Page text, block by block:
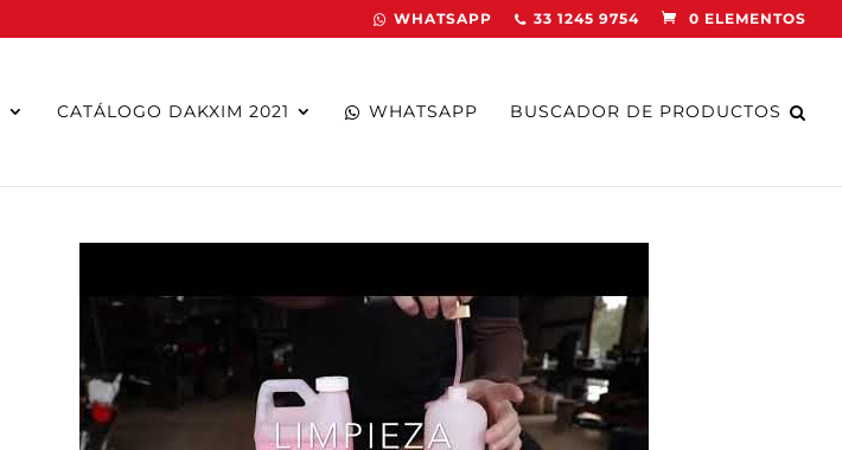
WHATSAPP 33 1245 9754 0 ELEMENTOS
CATÁLOGO DAKXIM 2021 WHATSAPP BUSCADOR DE PRODUCTOS